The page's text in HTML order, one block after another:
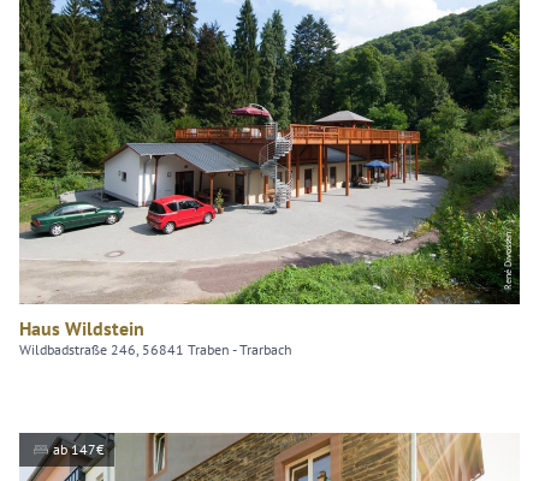
René Divossen
Haus Wildstein
Wildbadstraße 246, 56841 Traben - Trarbach
ab 147€